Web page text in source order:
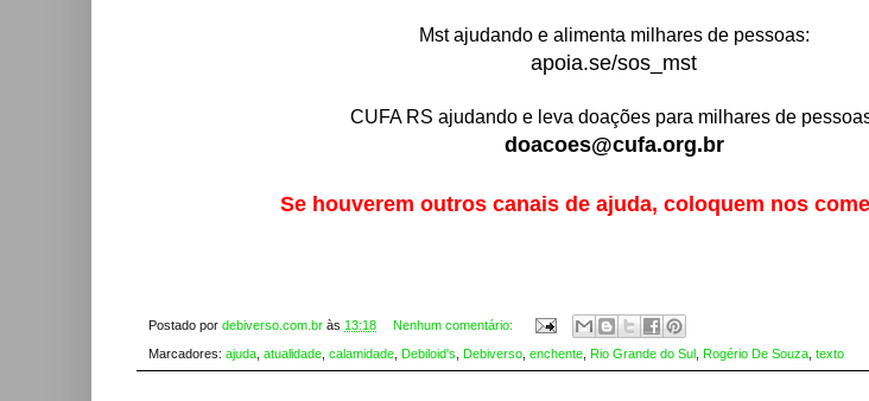
Mst ajudando e alimenta milhares de pessoas:
apoia.se/sos_mst
CUFA RS ajudando e leva doações para milhares de
doacoes@cufa.org.br
Se houverem outros canais de ajuda, coloquem nos
Postado por debiverso.com.br às 13:18 Nenhum comentário:
Marcadores: ajuda atualidade calamidade Debiloid's Debiverso enchente Rio Grande do Sul Rogério De Souza texto